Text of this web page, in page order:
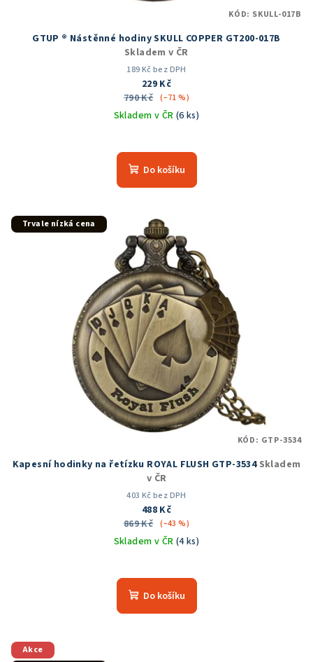
GTUP ® Nástěnné hodiny SKULL COPPER GT200-017B
Skladem v ČR
189 Kč bez DPH
229 Kč
790 Kč (–71 %)
Skladem v ČR (6 ks)
hodnocení
produktu
5
hvězdiček.
Do košíku
KÓD: SKULL-017B
Trvale nízká cena
Kapesní hodinky na řetízku ROYAL FLUSH GTP-3534Skladem
v ČR
403 Kč bez DPH
488 Kč
869 Kč (–43 %)
Skladem v ČR (4 ks)
hodnocení
produktu
Do košíku
KÓD: GTP-3534
Akce